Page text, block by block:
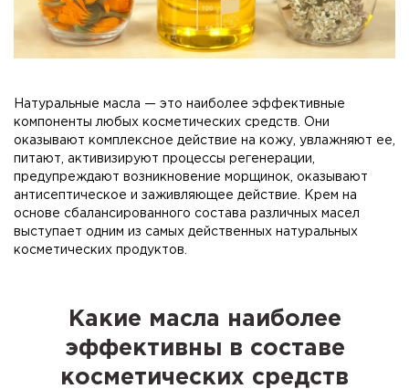
Натуральные масла — это наиболее эффективные
компоненты любых косметических средств. Они
оказывают комплексное действие на кожу, увлажняют ее,
питают, активизируют процессы регенерации,
предупреждают возникновение морщинок, оказывают
антисептическое и заживляющее действие. Крем на
основе сбалансированного состава различных масел
выступает одним из самых действенных натуральных
косметических продуктов.
Какие масла наиболее
эффективны в составе
косметических средств